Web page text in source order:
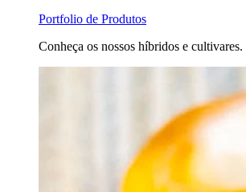
Portfolio de Produtos
Conheça os nossos híbridos e cultivares.